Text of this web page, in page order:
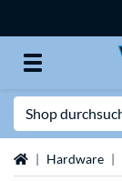
StartseiteHardware